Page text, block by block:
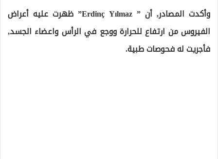
وأكدت المصادر, أن ” Erdinç Yılmaz” ظهرت عليه أعراض
الفيروس من ارتفاع للحرارة ووجع في الرأس واعضاء الجسد,
فأجريت له فحوصات طبية.